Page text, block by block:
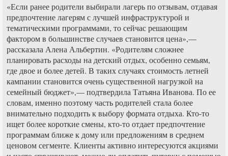
«Если ранее родители выбирали лагерь по отзывам, отдавая
предпочтение лагерям с лучшей инфраструктурой и
тематическими программами, то сейчас решающим
фактором в большинстве случаев становится цена»,—
рассказала Алена Альбертин. «Родителям сложнее
планировать расходы на детский отдых, особенно семьям,
где двое и более детей. В таких случаях стоимость летней
кампании становится очень существенной нагрузкой на
семейный бюджет»,— подтвердила Татьяна Иванова. По ее
словам, именно поэтому часть родителей стала более
внимательно подходить к выбору формата отдыха. Кто-то
ищет более короткие смены, кто-то отдает предпочтение
программам ближе к дому или предложениям в среднем
ценовом сегменте. Клиенты активно интересуются акциями